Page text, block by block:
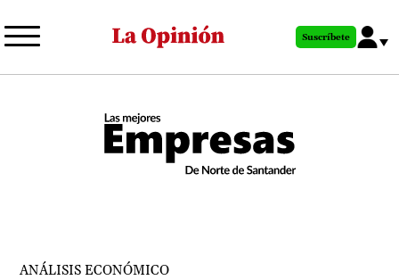
al
principal
Suscríbete
ANÁLISIS ECONÓMICO